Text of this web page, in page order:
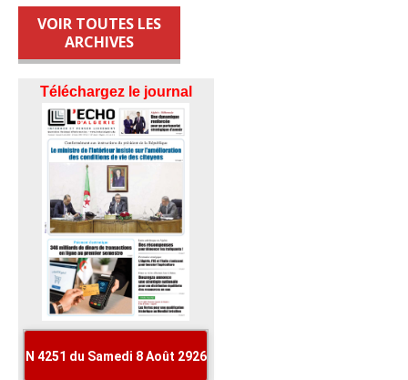
VOIR TOUTES LES
ARCHIVES